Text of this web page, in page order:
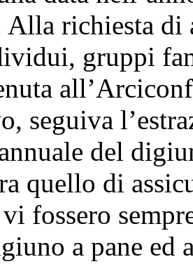
Alla richiesta di
gruppi
seguiva
del
quello di
fossero
a pane ed